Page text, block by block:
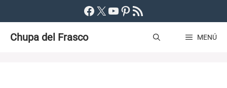
al
contenido
Facebook
X YouTube
Pinterest
Feed RSS
Chupa del Frasco MENÚ